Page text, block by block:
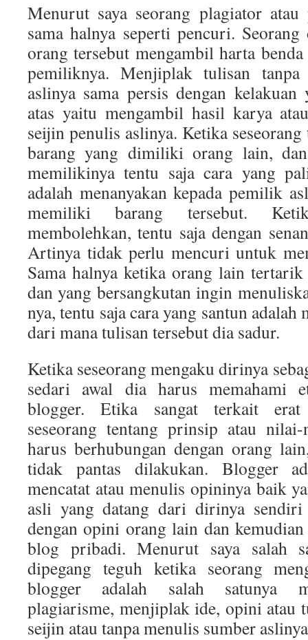
Menurut saya seorang plagiator atau
sama halnya seperti pencuri.
orang tersebut mengambil harta
pemiliknya. Menjiplak tulisan tanpa
aslinya sama persis dengan
atas yaitu mengambil hasil karya
seijin penulis aslinya. Ketika
barang yang dimiliki orang lain,
memilikinya tentu saja cara yang
adalah menanyakan kepada pemilik
memiliki barang tersebut.
membolehkan, tentu saja dengan
Artinya tidak perlu mencuri untuk
Sama halnya ketika orang lain tertarik
dan yang bersangkutan ingin
nya, tentu saja cara yang santun
dari mana tulisan tersebut dia sadur.
Ketika seseorang mengaku dirinya
sedari awal dia harus memahami
blogger. Etika sangat terkait erat
seseorang tentang prinsip atau
harus berhubungan dengan orang
tidak pantas dilakukan. Blogger
mencatat atau menulis opininya baik
asli yang datang dari dirinya sendiri
dengan opini orang lain dan
blog pribadi. Menurut saya salah
dipegang teguh ketika seorang
blogger adalah salah satunya
plagiarisme, menjiplak ide, opini atau
seijin atau tanpa menulis sumber